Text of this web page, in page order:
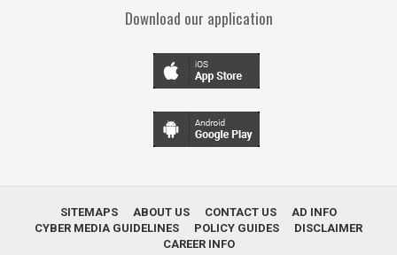
Download our application
SITEMAPS ABOUT US CONTACT US
AD INFO
CYBER MEDIA GUIDELINES
POLICY GUIDES
DISCLAIMER
CAREER INFO